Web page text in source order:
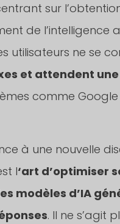
sur
de
utilisateurs ne se
et attendent
comme Google
à une nouvelle
l‘art d’optimiser
modèles d’IA
. Il ne s’agit